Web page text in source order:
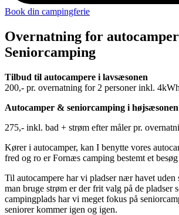
Book din campingferie
Overnatning for
Seniorcamping
Tilbud til autocampere i lavsæsonen
200,- pr. overnatning for 2 personer inkl.
Autocamper & seniorcamping i højsæsonen
275,- inkl. bad + strøm efter måler pr.
Kører i autocamper, kan I benytte vores
fred og ro er Fornæs camping bestemt et
Til autocampere har vi pladser nær havet
man bruge strøm er der frit valg på de pladser
campingplads har vi meget fokus på
seniorer kommer igen og igen.